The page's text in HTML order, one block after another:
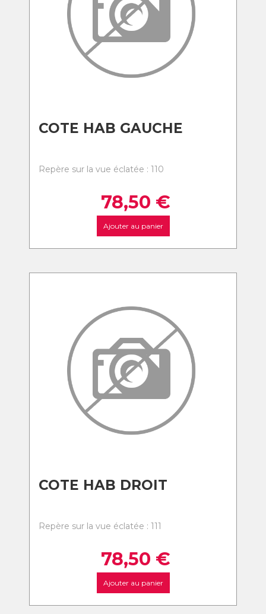
COTE HAB GAUCHE
Repère sur la vue éclatée : 110
78,50 €
Ajouter au panier
COTE HAB DROIT
Repère sur la vue éclatée : 111
78,50 €
Ajouter au panier